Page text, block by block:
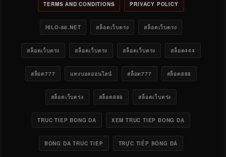
TERMS AND CONDITIONS PRIVACY POLICY
HILO-88.NET สล็อตเว็บตรง สล็อตเว็บตรง
สล็อตเว็บตรง สล็อตเว็บตรง สล็อตเว็บตรง สล็อต444
สล็อต777 แทงบอลออนไลน์ สล็อต777 สล็อต888
สล็อตเว็บตรง สล็อต888 สล็อตเว็บตรง
TRUC TIEP BONG DA XEM TRUC TIEP BONG DA
BONG DA TRUC TIEP TRỰC TIẾP BÓNG ĐÁ